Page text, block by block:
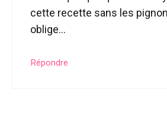
cette recette sans les
oblige…
Répondre